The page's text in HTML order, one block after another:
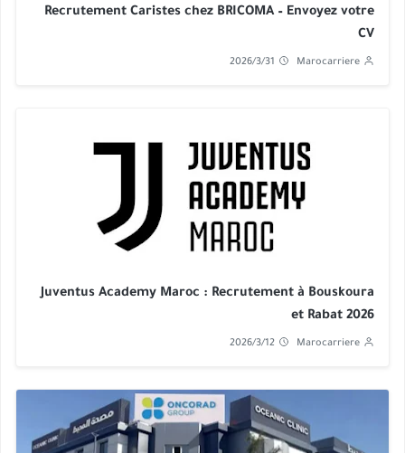
Recrutement Caristes chez BRICOMA – Envoyez votre
CV
Marocarriere
2026/3/31
Juventus Academy Maroc : Recrutement à Bouskoura
et Rabat 2026
Marocarriere
2026/3/12